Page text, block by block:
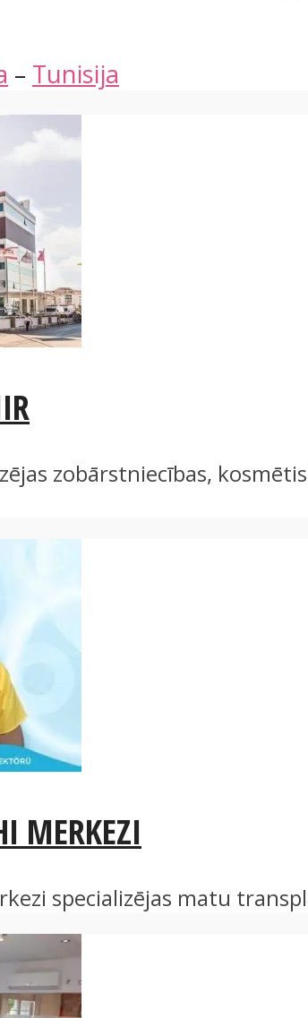
– Tunisija
zobārstniecības,
MERKEZI
specializējas matu